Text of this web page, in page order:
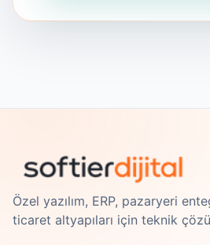
Özel yazılım, ERP, pazaryeri
ticaret altyapıları için teknik